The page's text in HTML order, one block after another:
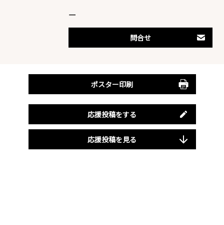
ー
問合せ
ポスター印刷
応援投稿をする
応援投稿を見る